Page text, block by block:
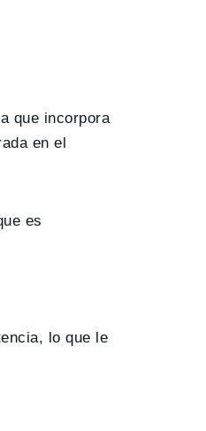
que incorpora
en el
es
lo que le